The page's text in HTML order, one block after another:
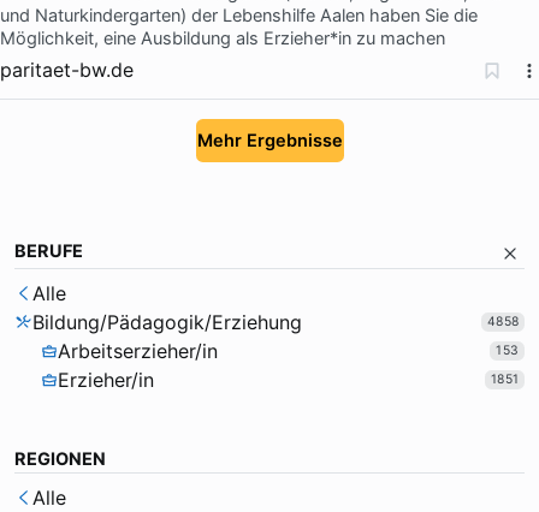
und Naturkindergarten) der Lebenshilfe Aalen haben Sie die
Möglichkeit, eine Ausbildung als Erzieher*in zu machen
paritaet-bw.de
Mehr Ergebnisse
BERUFE
Alle
Bildung/Pädagogik/Erziehung
4858
Arbeitserzieher/in 153
Erzieher/in 1851
REGIONEN
Alle